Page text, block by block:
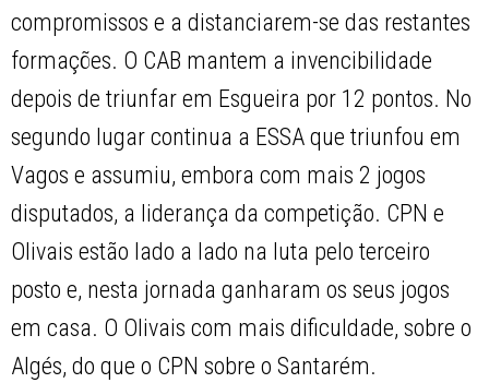
compromissos e a distanciarem-se das restantes
formações. O CAB mantem a invencibilidade
depois de triunfar em Esgueira por 12 pontos. No
segundo lugar continua a ESSA que triunfou em
Vagos e assumiu, embora com mais 2 jogos
disputados, a liderança da competição. CPN e
Olivais estão lado a lado na luta pelo terceiro
posto e, nesta jornada ganharam os seus jogos
em casa. O Olivais com mais dificuldade, sobre o
Algés, do que o CPN sobre o Santarém.